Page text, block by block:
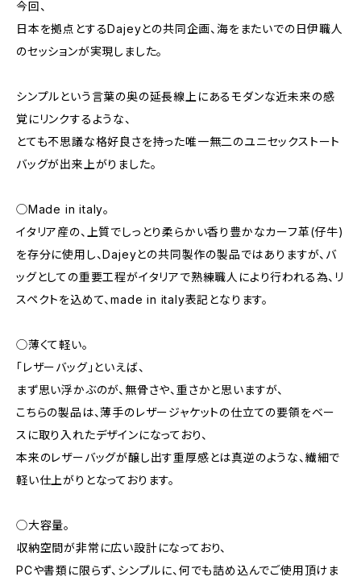
今回、
日本を拠点とするDajeyとの共同企画、海をまたいでの日伊職人
のセッションが実現しました。
シンプルという言葉の奥の延長線上にあるモダンな近未来の感
覚にリンクするような、
とても不思議な格好良さを持った唯一無二のユニセックストート
バッグが出来上がりました。
◯Made in italy。
イタリア産の、上質でしっとり柔らかい香り豊かなカーフ革(仔牛)
を存分に使用し、Dajeyとの共同製作の製品ではありますが、バ
ッグとしての重要工程がイタリアで熟練職人により行われる為、リ
スペクトを込めて、made in italy表記となります。
◯薄くて軽い。
「レザーバッグ」といえば、
まず思い浮かぶのが、無骨さや、重さかと思いますが、
こちらの製品は、薄手のレザージャケットの仕立ての要領をベー
スに取り入れたデザインになっており、
本来のレザーバッグが醸し出す重厚感とは真逆のような、繊細で
軽い仕上がりとなっております。
◯大容量。
収納空間が非常に広い設計になっており、
PCや書類に限らず、シンプルに、何でも詰め込んでご使用頂けま